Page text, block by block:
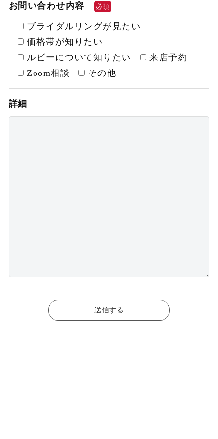
お問い合わせ内容 必須
ブライダルリングが見たい
価格帯が知りたい
ルビーについて知りたい
来店予約
Zoom相談
その他
詳細